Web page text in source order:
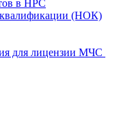
в НРС
квалификации (НОК)
для лицензии МЧС